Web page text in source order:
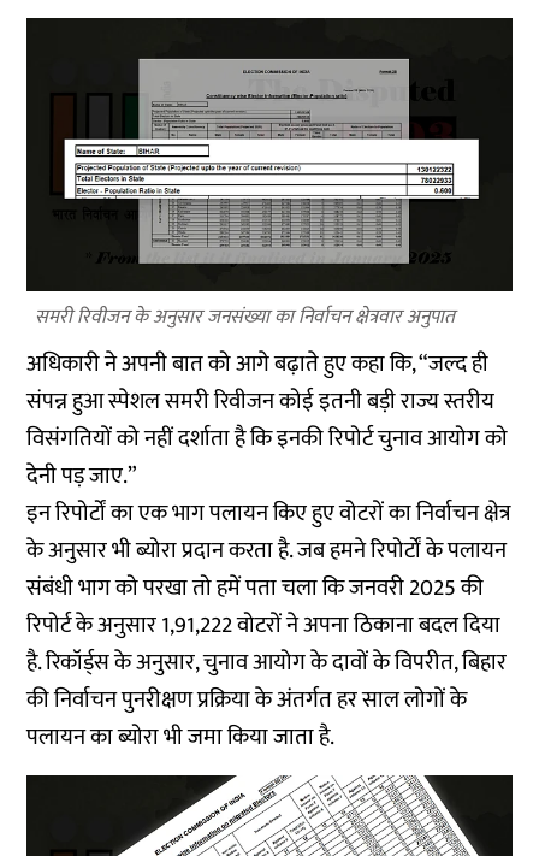
समरी रिवीजन के अनुसार जनसंख्या का निर्वाचन क्षेत्रवार अनुपात
अधिकारी ने अपनी बात को आगे बढ़ाते हुए कहा कि, “जल्द ही
संपन्न हुआ स्पेशल समरी रिवीजन कोई इतनी बड़ी राज्य स्तरीय
विसंगतियों को नहीं दर्शाता है कि इनकी रिपोर्ट चुनाव आयोग को
देनी पड़ जाए.”
इन रिपोर्टों का एक भाग पलायन किए हुए वोटरों का निर्वाचन क्षेत्र
के अनुसार भी ब्योरा प्रदान करता है. जब हमने रिपोर्टों के पलायन
संबंधी भाग को परखा तो हमें पता चला कि जनवरी 2025 की
रिपोर्ट के अनुसार 1,91,222 वोटरों ने अपना ठिकाना बदल दिया
है. रिकॉर्ड्स के अनुसार, चुनाव आयोग के दावों के विपरीत, बिहार
की निर्वाचन पुनरीक्षण प्रक्रिया के अंतर्गत हर साल लोगों के
पलायन का ब्योरा भी जमा किया जाता है.